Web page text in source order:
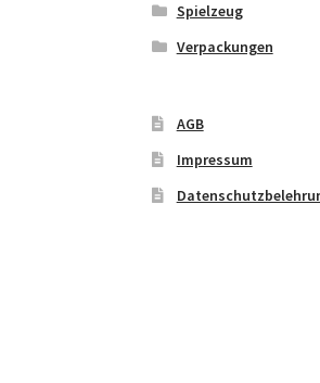
Spielzeug
Verpackungen
AGB
Impressum